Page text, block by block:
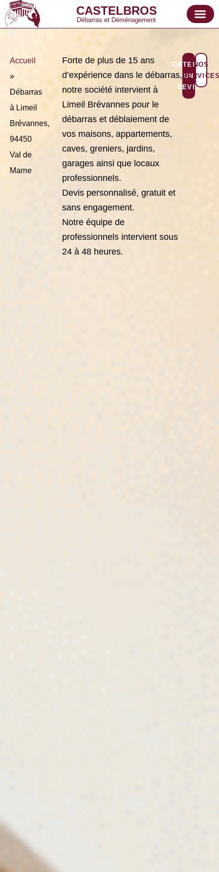
CASTELBROS
Débarras et Déménagement
Accueil
»
Débarras
à Limeil
Brévannes,
94450
Val de
Marne
Forte de plus de 15 ans
d’expérience dans le débarras,
notre société intervient à
Limeil Brévannes pour le
débarras et déblaiement de
vos maisons, appartements,
caves, greniers, jardins,
garages ainsi que locaux
professionnels.
Devis personnalisé, gratuit et
sans engagement.
Notre équipe de
professionnels intervient sous
24 à 48 heures.
OBTENIR
UN
DEVIS
NOS